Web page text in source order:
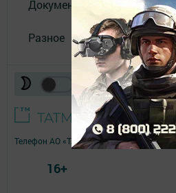
Документы
Разное
Телефон АО «ТАТМЕДИА»:(843) 222 09 84
16+